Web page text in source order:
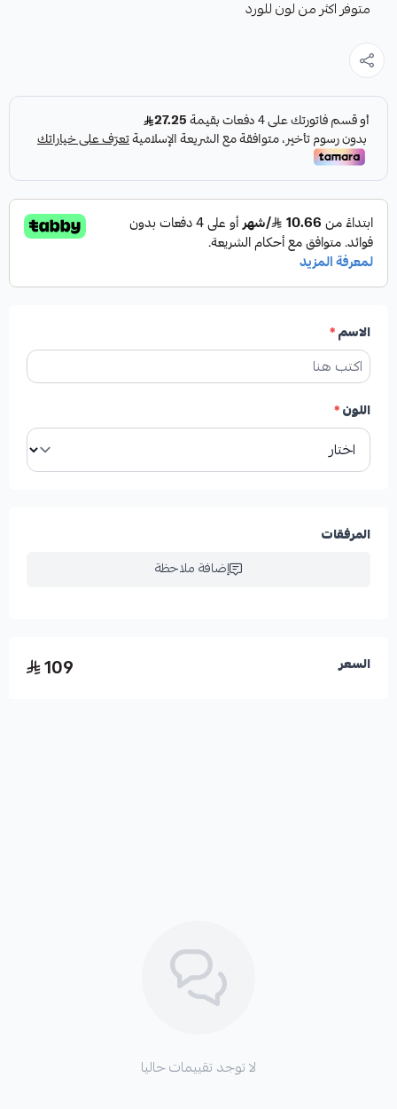
متوفر اكثر من لون للورد
الاسم*
اللون*
المرفقات
إضافة ملاحظة
السعر 109
لا توجد تقييمات حاليا